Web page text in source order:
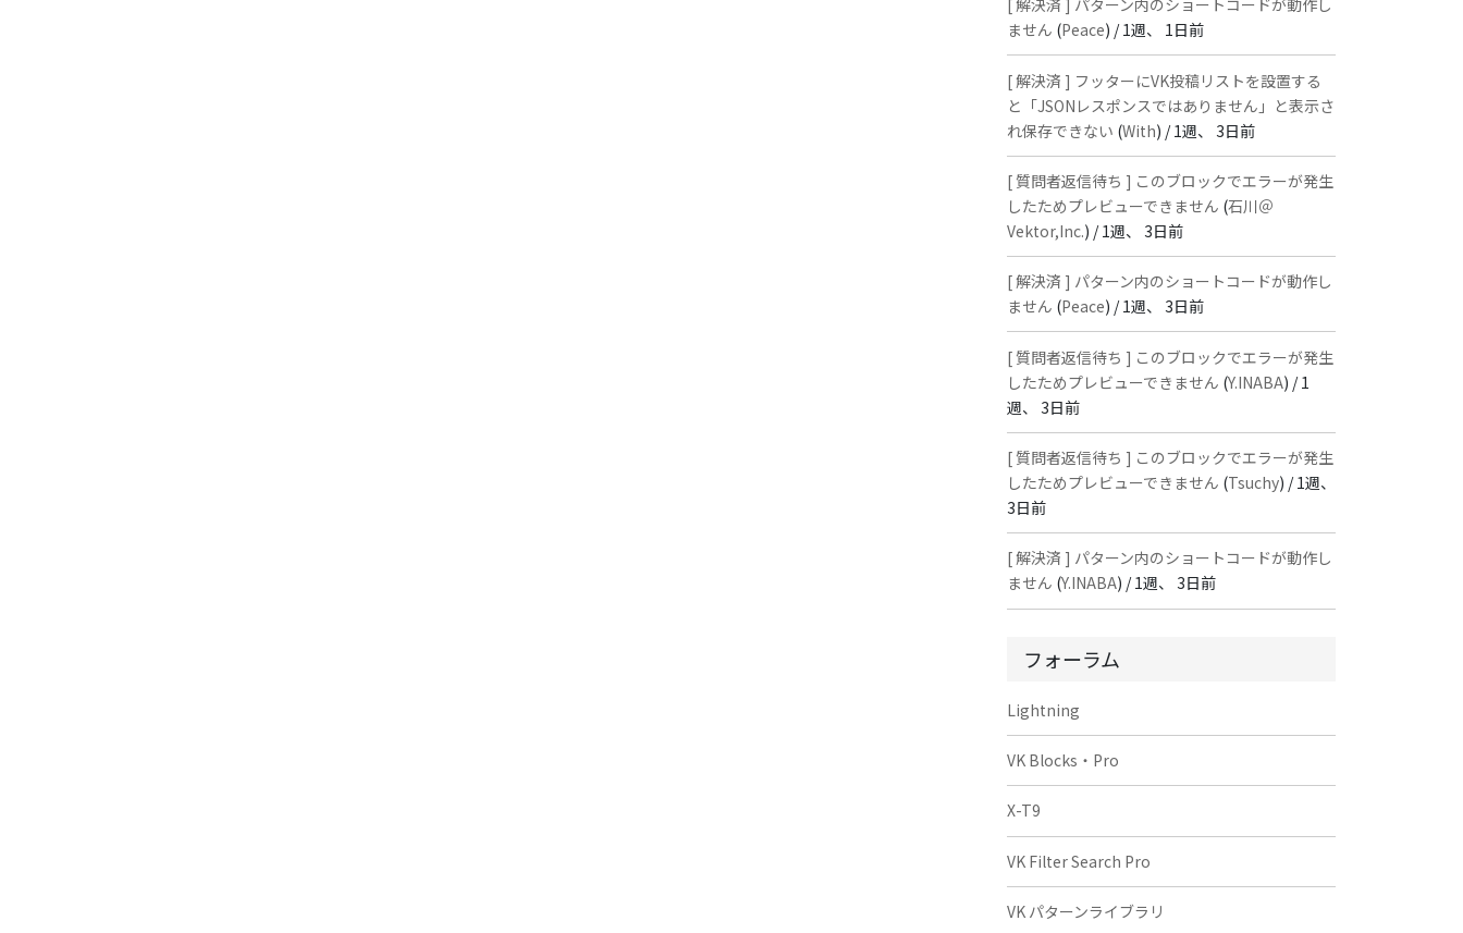
[ 解決済 ] パターン内のショートコードが動作し
ません (Peace) /1週、 1日前
[ 解決済 ] フッターにVK投稿リストを設置する
と「JSONレスポンスではありません」と表示さ
れ保存できない (With) /1週、 3日前
[ 質問者返信待ち ] このブロックでエラーが発生
したためプレビューできません (石川＠
Vektor,Inc.) /1週、 3日前
[ 解決済 ] パターン内のショートコードが動作し
ません (Peace) /1週、 3日前
[ 質問者返信待ち ] このブロックでエラーが発生
したためプレビューできません (Y.INABA) /1
週、 3日前
[ 質問者返信待ち ] このブロックでエラーが発生
したためプレビューできません (Tsuchy) /1週、
3日前
[ 解決済 ] パターン内のショートコードが動作し
ません (Y.INABA) /1週、 3日前
フォーラム
Lightning
VK Blocks・Pro
X-T9
VK Filter Search Pro
VK パターンライブラリ